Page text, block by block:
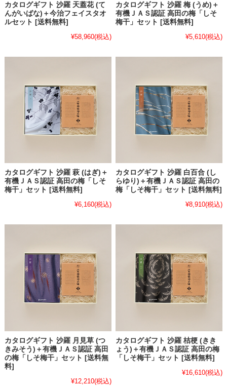
カタログギフト 沙羅 天蓋花 (て
んがいばな)＋今治フェイスタオ
ルセット [送料無料]
¥58,960(税込)
カタログギフト 沙羅 梅 (うめ)＋
有機ＪＡＳ認証 高田の梅「しそ
梅干」セット [送料無料]
¥5,610(税込)
カタログギフト 沙羅 萩 (はぎ)＋
有機ＪＡＳ認証 高田の梅「しそ
梅干」セット [送料無料]
¥6,160(税込)
カタログギフト 沙羅 白百合 (し
らゆり)＋有機ＪＡＳ認証 高田の
梅「しそ梅干」セット [送料無料]
¥8,910(税込)
カタログギフト 沙羅 月見草 (つ
きみそう)＋有機ＪＡＳ認証 高田
の梅「しそ梅干」セット [送料無
料]
¥12,210(税込)
カタログギフト 沙羅 桔梗 (きき
ょう)＋有機ＪＡＳ認証 高田の梅
「しそ梅干」セット [送料無料]
¥16,610(税込)